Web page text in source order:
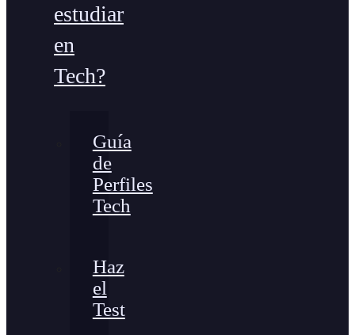
estudiar
en
Tech?
Guía
de
Perfiles
Tech
Haz
el
Test